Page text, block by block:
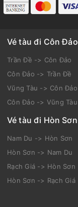
Vé tàu đi Côn Đảo
Trần Đề -> Côn Đảo
Côn Đảo -> Trần Đề
Vũng Tàu -> Côn Đảo
Côn Đảo -> Vũng Tàu
Vé tàu đi Hòn Sơn
Nam Du -> Hòn Sơn
Hòn Sơn -> Nam Du
Rạch Giá -> Hòn Sơn
Hòn Sơn -> Rạch Giá